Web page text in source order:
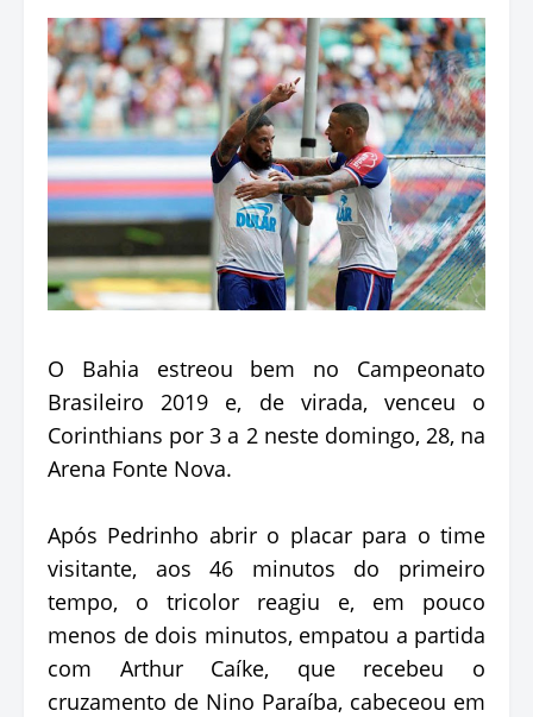
O Bahia estreou bem no Campeonato
Brasileiro 2019 e, de virada, venceu o
Corinthians por 3 a 2 neste domingo, 28, na
Arena Fonte Nova.
Após Pedrinho abrir o placar para o time
visitante, aos 46 minutos do primeiro
tempo, o tricolor reagiu e, em pouco
menos de dois minutos, empatou a partida
com Arthur Caíke, que recebeu o
cruzamento de Nino Paraíba, cabeceou em